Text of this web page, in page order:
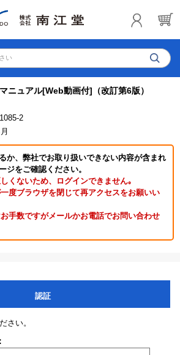
い
ニュアル[Web動画付]（改訂第6版）
2
か、弊社でお取り扱いできない内容が含まれ
ジをご確認ください。
くないため、ログインできません｡
度ブラウザを閉じて再アクセスをお願いい
手数ですがメールかお電話でお問い合わせ
認証
さい。